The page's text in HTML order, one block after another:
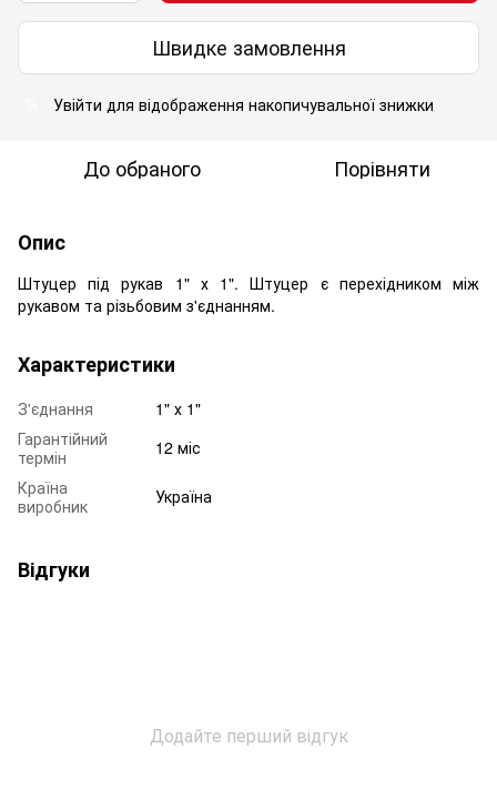
Швидке замовлення
Увійти для відображення накопичувальної знижки
До обраного Порівняти
Опис
Штуцер під рукав 1" х 1". Штуцер є перехідником між
рукавом та різьбовим з'єднанням.
Характеристики
З'єднання
1" х 1"
Гарантійний
термін
12 міс
Країна
виробник
Україна
Відгуки
Додайте перший відгук